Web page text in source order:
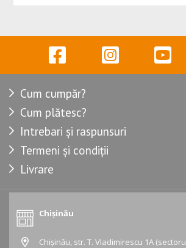
Cum cumpăr?
Cum plătesc?
Intrebari și raspunsuri
Termeni și condiții
Livrare
Chișinău
Chișinău, str. T. Vladimirescu 1A